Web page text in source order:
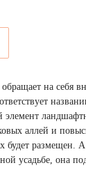
обращает на себя
аллей и
будет размещен.
усадьбе, она